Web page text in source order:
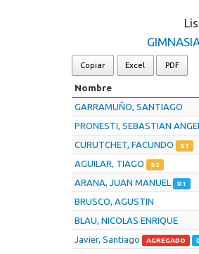
Copiar Excel PDF
Nombre
GARRAMUÑO, SANTIAGO
PRONESTI, SEBASTIAN
CURUTCHET, FACUNDO
S1
AGUILAR, TIAGO
S2
ARANA, JUAN MANUEL D1
BRUSCO, AGUSTIN
BLAU, NICOLAS ENRIQUE
Javier, Santiago AGREGADO